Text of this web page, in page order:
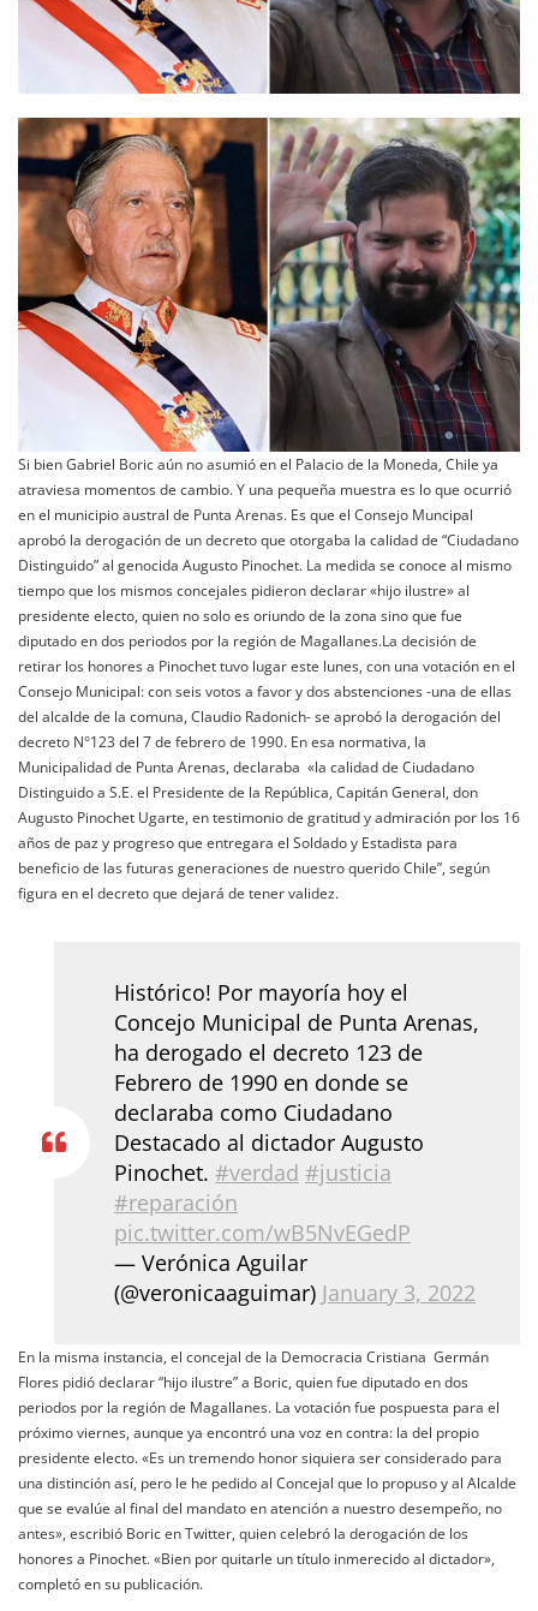
Si bien Gabriel Boric aún no asumió en el Palacio de la Moneda, Chile ya
atraviesa momentos de cambio. Y una pequeña muestra es lo que ocurrió
en el municipio austral de Punta Arenas. Es que el Consejo Muncipal
aprobó la derogación de un decreto que otorgaba la calidad de “Ciudadano
Distinguido” al genocida Augusto Pinochet. La medida se conoce al mismo
tiempo que los mismos concejales pidieron declarar «hijo ilustre» al
presidente electo, quien no solo es oriundo de la zona sino que fue
diputado en dos periodos por la región de Magallanes.La decisión de
retirar los honores a Pinochet tuvo lugar este lunes, con una votación en el
Consejo Municipal: con seis votos a favor y dos abstenciones -una de ellas
del alcalde de la comuna, Claudio Radonich- se aprobó la derogación del
decreto N°123 del 7 de febrero de 1990. En esa normativa, la
Municipalidad de Punta Arenas, declaraba «la calidad de Ciudadano
Distinguido a S.E. el Presidente de la República, Capitán General, don
Augusto Pinochet Ugarte, en testimonio de gratitud y admiración por los 16
años de paz y progreso que entregara el Soldado y Estadista para
beneficio de las futuras generaciones de nuestro querido Chile”, según
figura en el decreto que dejará de tener validez.
Histórico! Por mayoría hoy el
Concejo Municipal de Punta Arenas,
ha derogado el decreto 123 de
Febrero de 1990 en donde se
declaraba como Ciudadano
Destacado al dictador Augusto
Pinochet. #verdad #justicia
#reparación
pic.twitter.com/wB5NvEGedP
— Verónica Aguilar
(@veronicaaguimar) January 3, 2022
En la misma instancia, el concejal de la Democracia Cristiana Germán
Flores pidió declarar “hijo ilustre” a Boric, quien fue diputado en dos
periodos por la región de Magallanes. La votación fue pospuesta para el
próximo viernes, aunque ya encontró una voz en contra: la del propio
presidente electo. «Es un tremendo honor siquiera ser considerado para
una distinción así, pero le he pedido al Concejal que lo propuso y al Alcalde
que se evalúe al final del mandato en atención a nuestro desempeño, no
antes», escribió Boric en Twitter, quien celebró la derogación de los
honores a Pinochet. «Bien por quitarle un título inmerecido al dictador»,
completó en su publicación.